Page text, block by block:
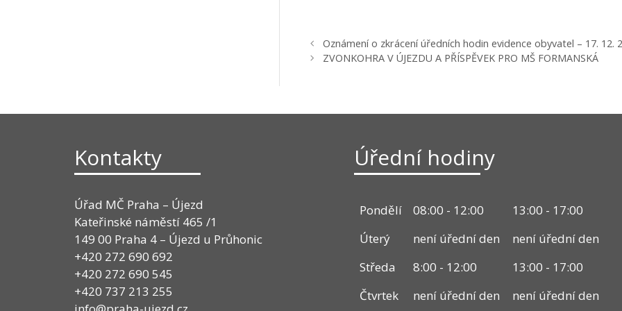
Oznámení o zkrácení úředních hodin evidence obyvatel – 17. 12.
ZVONKOHRA V ÚJEZDU A PŘÍSPĚVEK PRO MŠ FORMANSKÁ
Kontakty
Úřad MČ Praha – Újezd
Kateřinské náměstí 465 /1
149 00 Praha 4 – Újezd u Průhonic
+420 272 690 692
+420 272 690 545
+420 737 213 255
Úřední hodiny
Pondělí 08:00 - 12:00
13:00 - 17:00
Úterý
není úřední den
není úřední den
Středa
8:00 - 12:00
13:00 - 17:00
Čtvrtek
není úřední den není úřední den